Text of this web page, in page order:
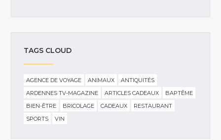
TAGS CLOUD
AGENCE DE VOYAGE ANIMAUX
ANTIQUITÉS
ARDENNES TV-MAGAZINE
ARTICLES CADEAUX
BAPTÊME
BIEN-ÊTRE
BRICOLAGE CADEAUX
RESTAURANT
SPORTS
VIN